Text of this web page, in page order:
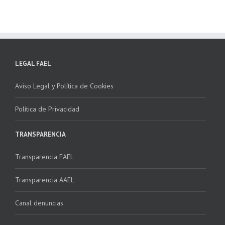
LEGAL FAEL
Aviso Legal y Política de Cookies
Política de Privacidad
TRANSPARENCIA
Transparencia FAEL
Transparencia AAEL
Canal denuncias